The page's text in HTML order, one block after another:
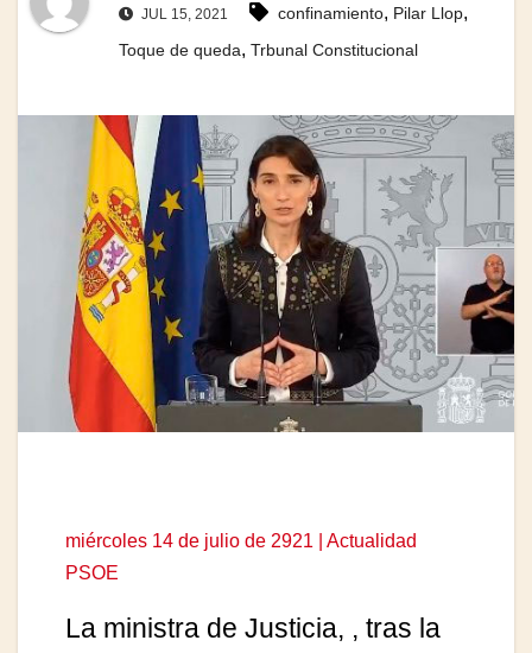
JUL 15, 2021 confinamiento, Pilar Llop,
Toque de queda, Trbunal Constitucional
miércoles 14 de julio de 2921 | Actualidad
PSOE
La ministra de Justicia, , tras la